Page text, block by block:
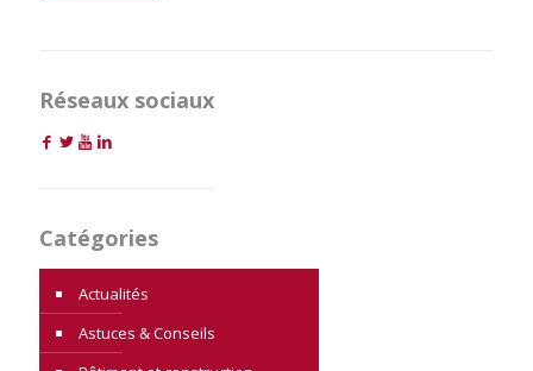
Réseaux sociaux
Catégories
Actualités
Astuces & Conseils